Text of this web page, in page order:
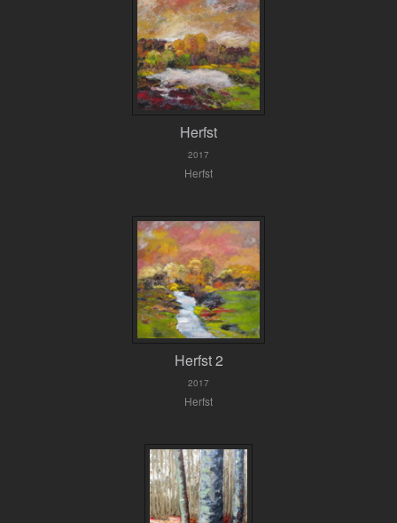
Herfst
2017
Herfst
Herfst 2
2017
Herfst